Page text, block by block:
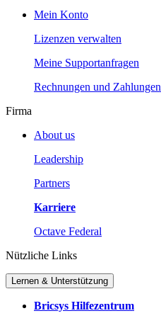
Mein Konto
Lizenzen verwalten
Meine Supportanfragen
Rechnungen und Zahlungen
Firma
About us
Leadership
Partners
Karriere
Octave Federal
Nützliche Links
Lernen & Unterstützung
Bricsys Hilfezentrum